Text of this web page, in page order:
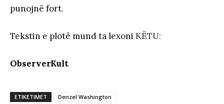
punojnë fort.
Tekstin e plotë mund ta lexoni KËTU:
ObserverKult
ETIKETIMET
Denzel Washington